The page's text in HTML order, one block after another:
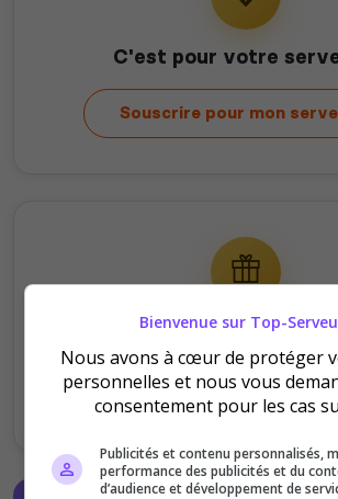
C'est pour votre
Souscrire pour mon
C'est pour offrir ?
Offrir au serveur
Bienvenue sur Top-
Nous avons à cœur de protéger
personnelles et nous vous
consentement pour les cas
Publicités et contenu personnalisés,
performance des publicités et du
d’audience et développement de